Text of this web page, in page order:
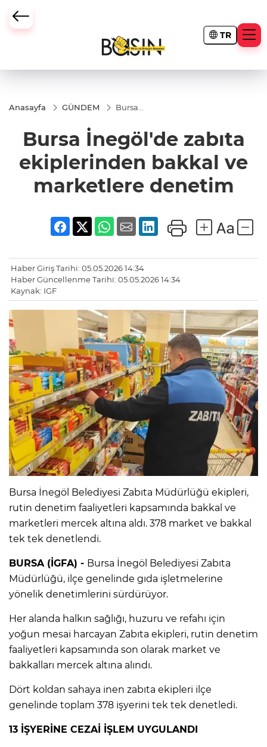
TR
Anasayfa GÜNDEM
Bursa
ekiplerinden
bakkal ve
marketlere
denetim
Bursa İnegöl'de zabıta
ekiplerinden bakkal ve
marketlere denetim
Haber Giriş Tarihi: 05.05.2026 14:34
Haber Güncellenme Tarihi: 05.05.2026 14:34
Kaynak: IGF
Bursa İnegöl Belediyesi Zabıta Müdürlüğü ekipleri,
rutin denetim faaliyetleri kapsamında bakkal ve
marketleri mercek altına aldı. 378 market ve bakkal
tek tek denetlendi.
BURSA (İGFA) - Bursa İnegöl Belediyesi Zabıta
Müdürlüğü, ilçe genelinde gıda işletmelerine
yönelik denetimlerini sürdürüyor.
Her alanda halkın sağlığı, huzuru ve refahı için
yoğun mesai harcayan Zabıta ekipleri, rutin denetim
faaliyetleri kapsamında son olarak market ve
bakkalları mercek altına alındı.
Dört koldan sahaya inen zabıta ekipleri ilçe
genelinde toplam 378 işyerini tek tek denetledi.
13 İŞYERİNE CEZAİ İŞLEM UYGULANDI